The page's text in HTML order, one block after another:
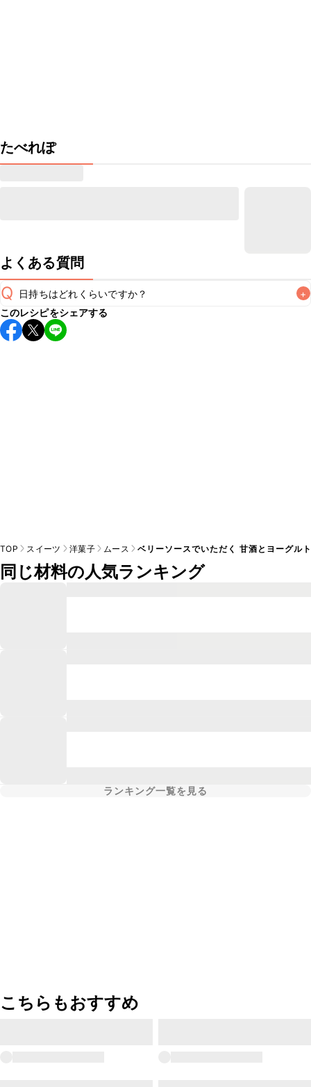
たべれぽ
よくある質問
Q 日持ちはどれくらいですか？ +
保存期間は冷蔵で翌日中が目安です。なるべくお早めにお召
し上がりください。
このレシピをシェアする
TOP スイーツ 洋菓子 ムース ベリーソースでいただく 甘酒とヨーグ
同じ材料の人気ランキング
ランキング一覧を見る
こちらもおすすめ